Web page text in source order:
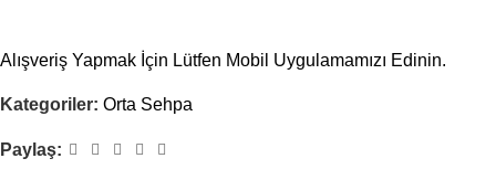
Alışveriş Yapmak İçin Lütfen Mobil Uygulamamızı Edinin.
Kategoriler: Orta Sehpa
Paylaş: